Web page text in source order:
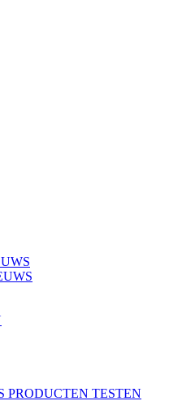
PRODUCTEN TESTEN